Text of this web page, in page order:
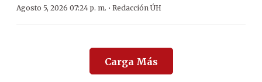
Agosto 5, 2026 07:24 p. m. · Redacción ÚH
Carga Más